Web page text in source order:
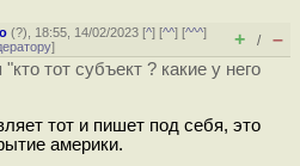
(?), 18:55, 14/02/2023 [^] [^^] [^^^]
] + / –
тот субъект ? какие у него
тот и пишет под себя, это
америки.